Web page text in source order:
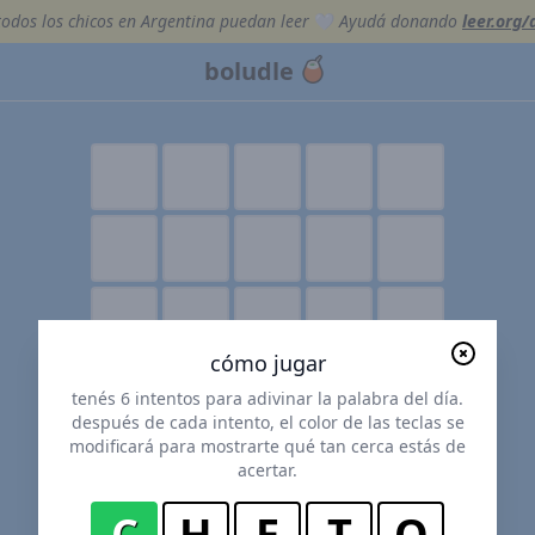
los chicos en Argentina puedan leer 🤍 Ayudá donando leer.org/
boludle
cómo jugar
tenés 6 intentos para adivinar la palabra del día.
después de cada intento, el color de las teclas se
modificará para mostrarte qué tan cerca estás de
acertar.